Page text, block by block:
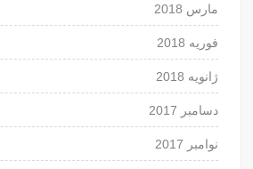
مارس 2018
فوریه 2018
ژانویه 2018
دسامبر 2017
نوامبر 2017